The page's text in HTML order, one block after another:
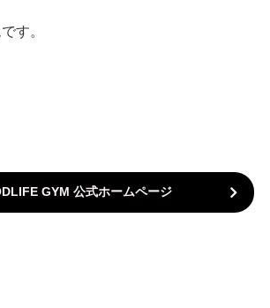
す。
GYM 公式ホームページ